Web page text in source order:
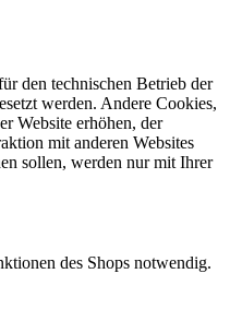
den technischen Betrieb der
werden. Andere Cookies,
Website erhöhen, der
mit anderen Websites
sollen, werden nur mit Ihrer
des Shops notwendig.